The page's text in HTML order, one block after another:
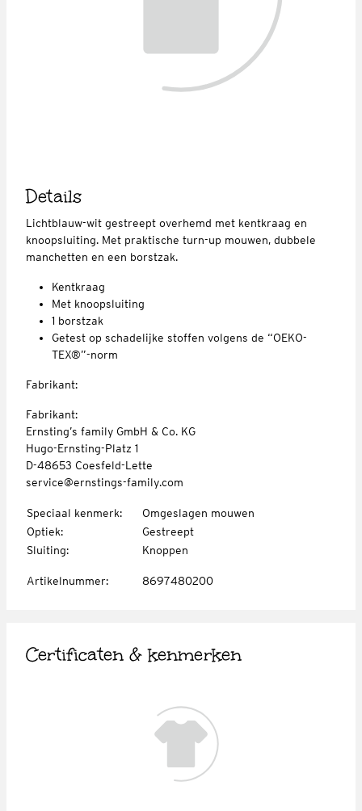
Details
Lichtblauw-wit gestreept overhemd met kentkraag en
knoopsluiting. Met praktische turn-up mouwen, dubbele
manchetten en een borstzak.
Kentkraag
Met knoopsluiting
1 borstzak
Getest op schadelijke stoffen volgens de “OEKO-
TEX®”-norm
Fabrikant:
Fabrikant:
Ernsting’s family GmbH & Co. KG
Hugo-Ernsting-Platz 1
D-48653 Coesfeld-Lette
service@ernstings-family.com
Speciaal kenmerk:
Omgeslagen mouwen
Optiek:
Gestreept
Sluiting: Knoppen
Artikelnummer: 8697480200
Certificaten & kenmerken